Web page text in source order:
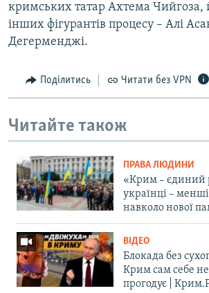
кримських татар Ахтема
інших фігурантів процесу – Алі
Дегерменджі.
Поділитись Читати без VPN
Читайте також
ПРАВА ЛЮДИНИ
«Крим – єдиний
українці –
навколо нової
ВІДЕО
Блокада без
Крим сам себе не
прогодує |